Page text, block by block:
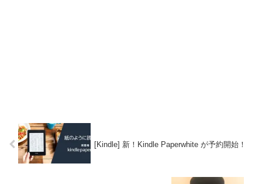
[Kindle] 新！Kindle Paperwhite が予約開始！